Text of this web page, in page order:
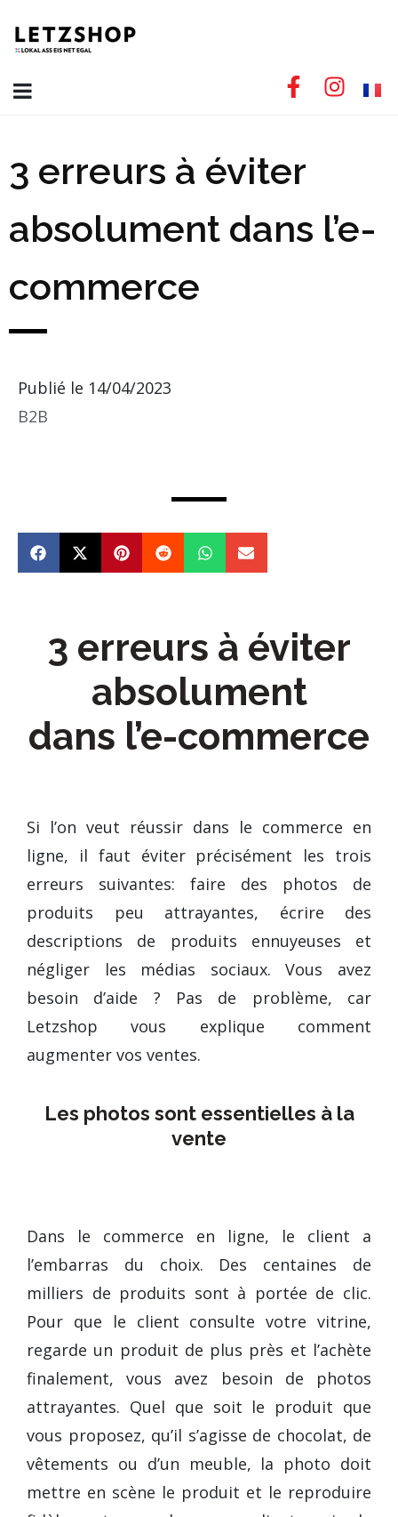
3 erreurs à éviter
absolument dans l’e-
commerce
Publié le 14/04/2023
B2B
3 erreurs à éviter
absolument
dans l’e-commerce
Si l’on veut réussir dans le commerce en
ligne, il faut éviter précisément les trois
erreurs suivantes: faire des photos de
produits peu attrayantes, écrire des
descriptions de produits ennuyeuses et
négliger les médias sociaux. Vous avez
besoin d’aide ? Pas de problème, car
Letzshop vous explique comment
augmenter vos ventes.
Les photos sont essentielles à la
vente
Dans le commerce en ligne, le client a
l’embarras du choix. Des centaines de
milliers de produits sont à portée de clic.
Pour que le client consulte votre vitrine,
regarde un produit de plus près et l’achète
finalement, vous avez besoin de photos
attrayantes. Quel que soit le produit que
vous proposez, qu’il s’agisse de chocolat, de
vêtements ou d’un meuble, la photo doit
mettre en scène le produit et le reproduire